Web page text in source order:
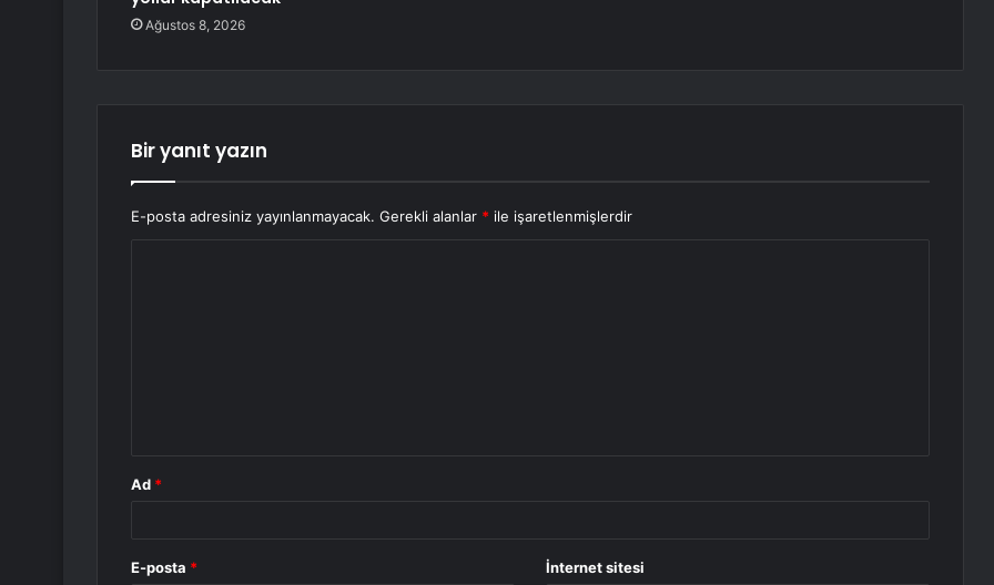
Ağustos 8, 2026
Bir yanıt yazın
E-posta adresiniz yayınlanmayacak. Gerekli alanlar * ile işaretlenmişlerdir
Ad *
E-posta * İnternet sitesi